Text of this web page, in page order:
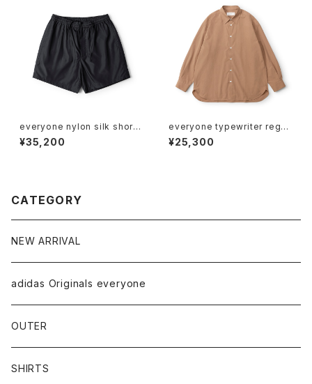
everyone nylon silk short
pants (BLACK)
¥35,200
everyone typewriter regul
ar collar shirt (BEIGE)
¥25,300
CATEGORY
NEW ARRIVAL
adidas Originals everyone
OUTER
SHIRTS